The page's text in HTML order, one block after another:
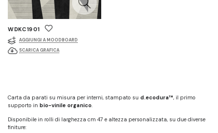
WDKC1901
AGGIUNGI A MOODBOARD
SCARICA GRAFICA
Carta da parati su misura per interni, stampato su d.ecodura™, il primo
supporto in bio-vinile organico.
Disponibile in rolli di larghezza cm 47 e altezza personalizzata, su due diverse
finiture: